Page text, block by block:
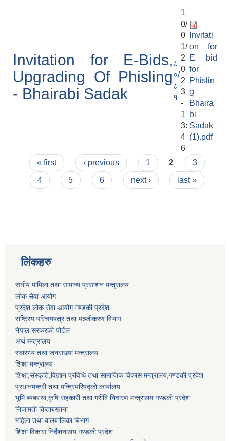
Invitation for E-Bids,
Upgrading Of Phisling
- Bhairabi Sadak
८
०/
८
१
1
0/
0
1/
2
0
2
3
-
1
3:
4
6
Invitati
on for
E bid
for
Phislin
g
Bhaira
bi
Sadak
(1).pdf
Pages
« first ‹ previous 1 2
3
4
5 6 next › last »
लिंकहरु
संघीय मामिला तथा सामान्य प्रसाशन मन्त्रालय
लोक सेवा आयोग
प्रदेश लोक सेवा आयोग,गण्डकी प्रदेश
राष्ट्रिय परिचयपत्र तथा पञ्जीकरण बिभाग
नेपाल सरकरको पोर्टल
अर्थ मन्त्रालय
स्वास्थ्य तथा जनसंख्या मन्त्रालय
शिक्षा मन्त्रालय
शिक्षा,संस्कृति,विज्ञान प्रविधि तथा सामाजिक विकास मन्त्रालय,गण्डकी प्रदेश
प्रधानमन्त्री तथा मन्त्रिपरिषद्को कार्यालय
भुमि ब्यबस्था,कृषि,सहकारी तथा गरीबि निवारण मन्त्रालय,गण्डकी प्रदेश
निजामती किताबखाना
महिला तथा बालबालिका बिभाग
शिक्षा विकास निर्देशनालय,गण्डकी प्रदेश